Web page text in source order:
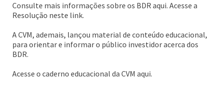
Consulte mais informações sobre os BDR aqui. Acesse a
Resolução neste link.
A CVM, ademais, lançou material de conteúdo educacional,
para orientar e informar o público investidor acerca dos
BDR.
Acesse o caderno educacional da CVM aqui.